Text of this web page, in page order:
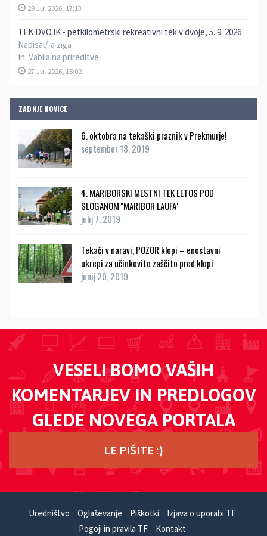
29 Jul 2026, 17:13
TEK DVOJK - petkilometrski rekreativni tek v dvoje, 5. 9. 2026
Napisal/-a ziga
In: Vabila na prireditve
27 Jul 2026, 15:02
ZADNJE NOVICE
6. oktobra na tekaški praznik v Prekmurje!
september 18, 2019
4. MARIBORSKI MESTNI TEK LETOS POD
SLOGANOM ''MARIBOR LAUFA''
julij 7, 2019
Tekači v naravi, POZOR klopi – enostavni
ukrepi za učinkovito zaščito pred klopi
junij 20, 2019
VESELI BOMO VAŠIH
KOMENTARJEV IN PREDLOGOV
GLEDE NOVEGA PORTALA
LE PIŠITE :)
Uredništvo Oglaševanje Piškotki
Izjava o uporabi TF
Pogoji in pravila TF
Kontakt